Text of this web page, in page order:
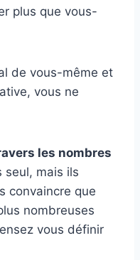
plus que vous-
de vous-même et
vous ne
les nombres
seul, mais ils
convaincre que
nombreuses
vous définir